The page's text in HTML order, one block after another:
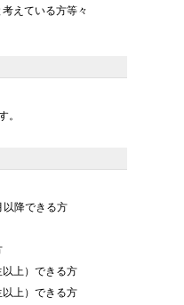
えている方等々
降できる方
上）できる方
上）できる方